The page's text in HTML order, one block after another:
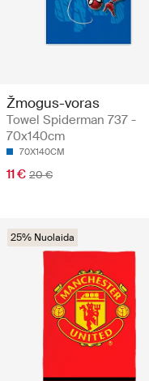
Žmogus-voras
Towel Spiderman 737 -
70x140cm
70X140CM
11 € 20 €
25% Nuolaida